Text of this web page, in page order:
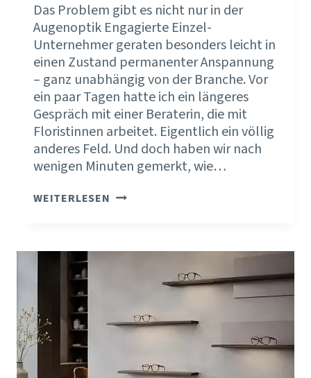
Das Problem gibt es nicht nur in der
Augenoptik Engagierte Einzel-
Unternehmer geraten besonders leicht in
einen Zustand permanenter Anspannung
– ganz unabhängig von der Branche. Vor
ein paar Tagen hatte ich ein längeres
Gespräch mit einer Beraterin, die mit
Floristinnen arbeitet. Eigentlich ein völlig
anderes Feld. Und doch haben wir nach
wenigen Minuten gemerkt, wie…
WEITERLESEN DEIN
WENN
PERMANENT
STEHST?